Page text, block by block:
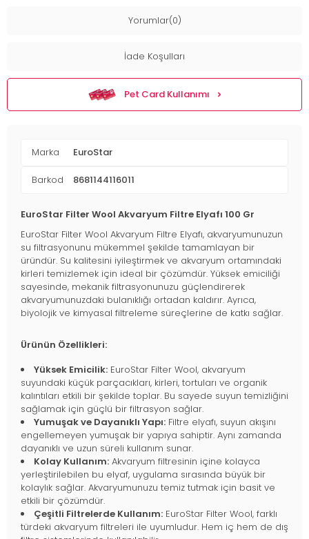
Yorumlar(0)
İade Koşulları
Pet Card Kullanımı
Marka EuroStar
Barkod 8681144116011
EuroStar Filter Wool Akvaryum Filtre Elyafı 100 Gr
EuroStar Filter Wool Akvaryum Filtre Elyafı, akvaryumunuzun
su filtrasyonunu mükemmel şekilde tamamlayan bir
üründür. Su kalitesini iyileştirmek ve akvaryum ortamındaki
kirleri temizlemek için ideal bir çözümdür. Yüksek emiciliği
sayesinde, mekanik filtrasyonunuzu güçlendirerek
akvaryumunuzdaki bulanıklığı ortadan kaldırır. Ayrıca,
biyolojik ve kimyasal filtreleme süreçlerine de katkı sağlar.
Ürünün Özellikleri:
Yüksek Emicilik: EuroStar Filter Wool, akvaryum
suyundaki küçük parçacıkları, kirleri, tortuları ve organik
kalıntıları etkili bir şekilde toplar. Bu sayede suyun temizliğini
sağlamak için güçlü bir filtrasyon sağlar.
Yumuşak ve Dayanıklı Yapı: Filtre elyafı, suyun akışını
engellemeyen yumuşak bir yapıya sahiptir. Aynı zamanda
dayanıklı ve uzun süreli kullanım sunar.
Kolay Kullanım: Akvaryum filtresinin içine kolayca
yerleştirilebilen bu elyaf, uygulama sırasında büyük bir
kolaylık sağlar. Akvaryumunuzu temiz tutmak için basit ve
etkili bir çözümdür.
Çeşitli Filtrelerde Kullanım: EuroStar Filter Wool, farklı
türdeki akvaryum filtreleri ile uyumludur. Hem iç hem de dış